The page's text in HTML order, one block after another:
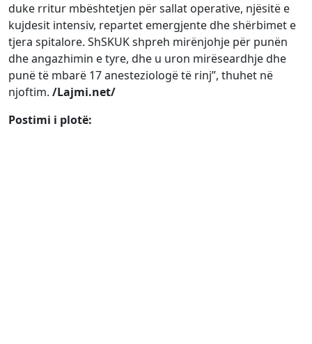
duke rritur mbështetjen për sallat operative, njësitë e
kujdesit intensiv, repartet emergjente dhe shërbimet e
tjera spitalore. ShSKUK shpreh mirënjohje për punën
dhe angazhimin e tyre, dhe u uron mirëseardhje dhe
punë të mbarë 17 anesteziologë të rinj”, thuhet në
njoftim. /Lajmi.net/
Postimi i plotë: